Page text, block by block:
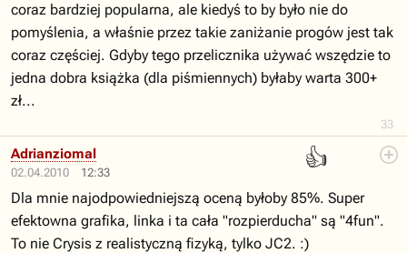
33
coraz bardziej popularna, ale kiedyś to by było nie do
pomyślenia, a właśnie przez takie zaniżanie progów jest tak
coraz częściej. Gdyby tego przelicznika używać wszędzie to
jedna dobra książka (dla piśmiennych) byłaby warta 300+
zł...
02.04.2010 12:33
👍
Adrianziomal
Dla mnie najodpowiedniejszą oceną byłoby 85%. Super
efektowna grafika, linka i ta cała "rozpierducha" są "4fun".
To nie Crysis z realistyczną fizyką, tylko JC2. :)